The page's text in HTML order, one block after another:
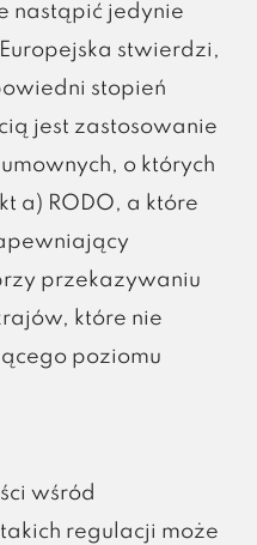
nastąpić jedynie
stwierdzi,
stopień
jest zastosowanie
o których
a) RODO, a które
przekazywaniu
które nie
poziomu
wśród
regulacji może